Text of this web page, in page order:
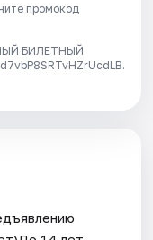
промокод
БИЛЕТНЫЙ